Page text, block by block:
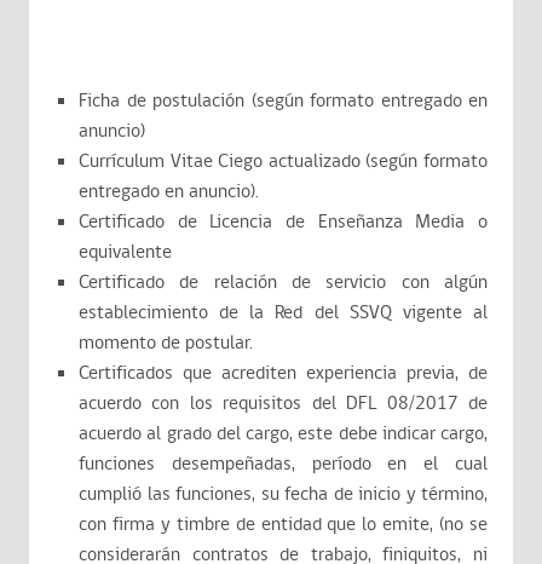
Ficha de postulación (según formato entregado en
anuncio)
Currículum Vitae Ciego actualizado (según formato
entregado en anuncio).
Certificado de Licencia de Enseñanza Media o
equivalente
Certificado de relación de servicio con algún
establecimiento de la Red del SSVQ vigente al
momento de postular.
Certificados que acrediten experiencia previa, de
acuerdo con los requisitos del DFL 08/2017 de
acuerdo al grado del cargo, este debe indicar cargo,
funciones desempeñadas, período en el cual
cumplió las funciones, su fecha de inicio y término,
con firma y timbre de entidad que lo emite, (no se
considerarán contratos de trabajo, finiquitos, ni